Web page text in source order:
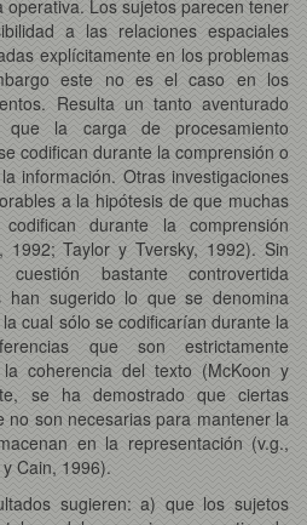
Los sujetos parecen tener
a las relaciones espaciales
explícitamente en los problemas
este no es el caso en los
Resulta un tanto aventurado
la carga de procesamiento
codifican durante la comprensión o
información. Otras investigaciones
a la hipótesis de que muchas
durante la comprensión
1992; Taylor y Tversky, 1992). Sin
bastante controvertida
han sugerido lo que se denomina
cual sólo se codificarían durante la
que son estrictamente
coherencia del texto (McKoon y
se ha demostrado que ciertas
no son necesarias para mantener la
en la representación (v.g.,
Cain, 1996).
sugieren: a) que los sujetos